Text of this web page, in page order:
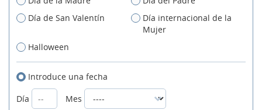
Día de San Valentín
Día internacional de la
Mujer
Halloween
Introduce una fecha
Día
Mes